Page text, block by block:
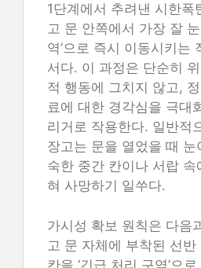
1단계에서 추려낸 시한폭
고 문 안쪽에서 가장 잘 눈
역’으로 즉시 이동시키는
서다. 이 과정은 단순히
적 행동에 그치지 않고,
료에 대한 경각심을 극대
리거로 작용한다. 일반적
장고는 문을 열었을 때 눈
숙한 중간 칸이나 서랍 속
혀 사망하기 일쑤다.
가시성 확보 원칙은 다음
고 문 자체에 부착된 선
칸을 ‘긴급 처리 구역’으